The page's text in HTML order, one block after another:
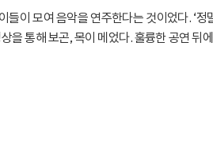
이 모여 음악을 연주한다는 것이었다. ‘정
을 통해 보곤, 목이 메었다. 훌륭한 공연 뒤